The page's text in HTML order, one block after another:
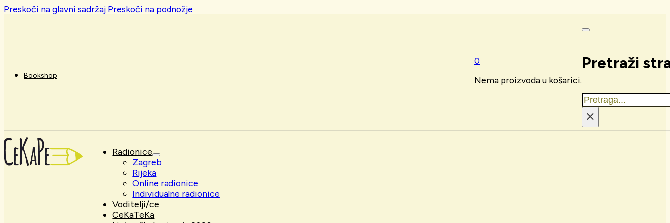
Preskoči na glavni sadržaj Preskoči na podnožje
Bookshop
0
Nema proizvoda u košarici.
Pretraži
Traži
×
Radionice
Zagreb
Rijeka
Online radionice
Individualne radionice
Voditelji/ce
CeKaTeKa